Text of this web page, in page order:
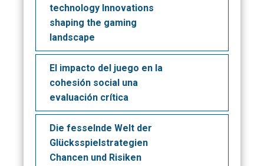
technology Innovations
shaping the gaming
landscape
El impacto del juego en la
cohesión social una
evaluación crítica
Die fesselnde Welt der
Glücksspielstrategien
Chancen und Risiken